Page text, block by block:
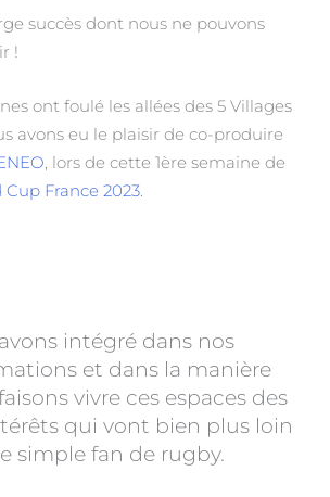
succès dont nous ne pouvons
!
ont foulé les allées des 5 Villages
avons eu le plaisir de co-produire
, lors de cette 1ère semaine de
France 2023
inté­gré dans nos
et dans la manière
vivre ces espaces des
qui vont bien plus loin
simple fan de rugby.